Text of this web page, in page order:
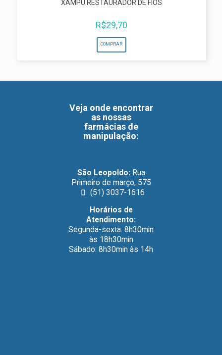
XAMPU RESTAURADOR DE FIOS
R$29,70
COMPRAR
Veja onde encontrar
as nossas
farmácias de
manipulação:
São Leopoldo: Rua
Primeiro de março, 575
(51) 3037-1616
Horários de
Atendimento:
Segunda-sexta: 8h30min
às 18h30min
Sábado: 8h30min às 14h